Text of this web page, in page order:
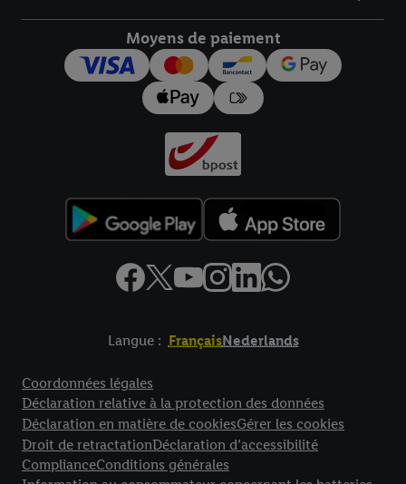
Moyens de paiement
Langue : FrançaisNederlands
Coordonnées légales
Déclaration relative à la protection des données
Déclaration en matière de cookiesGérer les cookies
Droit de retractationDéclaration d’accessibilité
ComplianceConditions générales